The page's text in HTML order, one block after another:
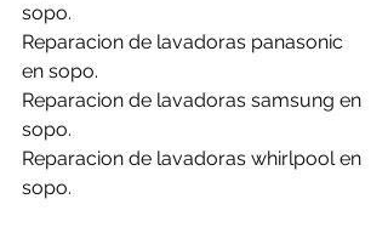
sopo.
Reparacion de lavadoras panasonic
en sopo.
Reparacion de lavadoras samsung en
sopo.
Reparacion de lavadoras whirlpool en
sopo.